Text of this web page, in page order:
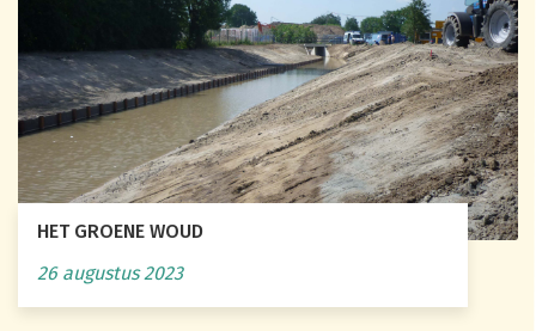
HET GROENE WOUD
26 augustus 2023